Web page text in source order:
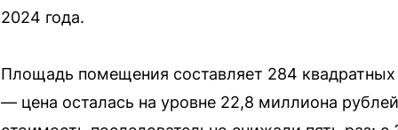
2024 года.
Площадь помещения составляет 284
— цена осталась на уровне 22,8 миллиона